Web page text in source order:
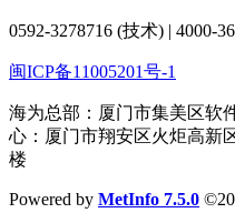
0592-3278716 (技术) | 4000-
闽ICP备11005201号-1
海为总部：厦门市集美区软
心：厦门市翔安区火炬高新
楼
Powered by MetInfo 7.5.0